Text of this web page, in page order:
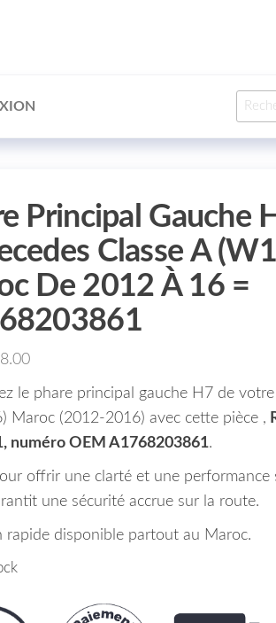
Principal Gauche
Classe A
De 2012 À 16 =
le phare principal gauche H7 de
Maroc (2012-2016) avec cette pièce ,
numéro OEM A1768203861.
offrir une clarté et une performance
une sécurité accrue sur la route.
rapide disponible partout au Maroc.